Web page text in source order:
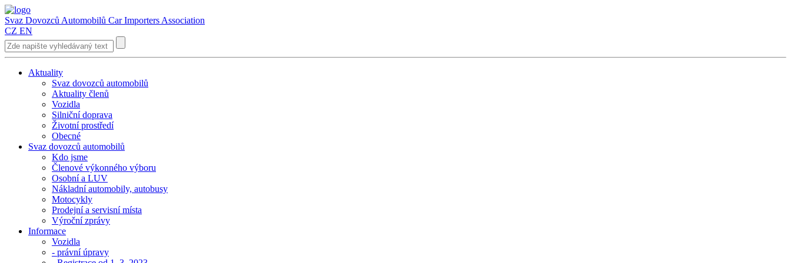
Svaz Dovozců Automobilů Car Importers Association
CZ EN
Aktuality
Svaz dovozců automobilů
Aktuality členů
Vozidla
Silniční doprava
Životní prostředí
Obecné
Svaz dovozců automobilů
Kdo jsme
Členové výkonného výboru
Osobní a LUV
Nákladní automobily, autobusy
Motocykly
Prodejní a servisní místa
Výroční zprávy
Informace
Vozidla
- právní úpravy